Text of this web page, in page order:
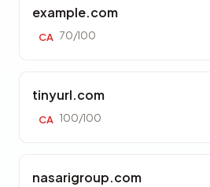
example.com
CA 70/100
tinyurl.com
CA 100/100
nasarigroup.com